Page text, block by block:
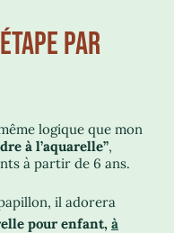
PAR
logique que mon
à l’aquarelle”,
à partir de 6 ans.
il adorera
pour enfant, à